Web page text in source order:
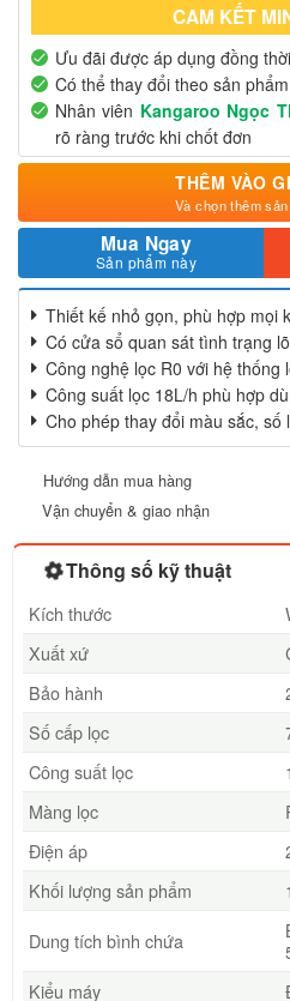
CAM KẾT
Ưu đãi được áp dụng đồng
Có thể thay đổi theo sản
Nhân viên Kangaroo Ngọc
rõ ràng trước khi chốt đơn
THÊM VÀO
Và chọn thêm
Mua Ngay
Sản phẩm này
Thiết kế nhỏ gọn, phù hợp mọi
Có cửa sổ quan sát tình trạng
Công nghệ lọc R0 với hệ thống
Công suất lọc 18L/h phù hợp
Cho phép thay đổi màu sắc, số
Hướng dẫn mua hàng
Vận chuyển & giao nhận
Thông số kỹ thuật
Kích thước
Xuất xứ
Bảo hành
Số cấp lọc
Công suất lọc
Màng lọc
Điện áp
Khối lượng sản phẩm
Dung tích bình chứa
Kiểu máy